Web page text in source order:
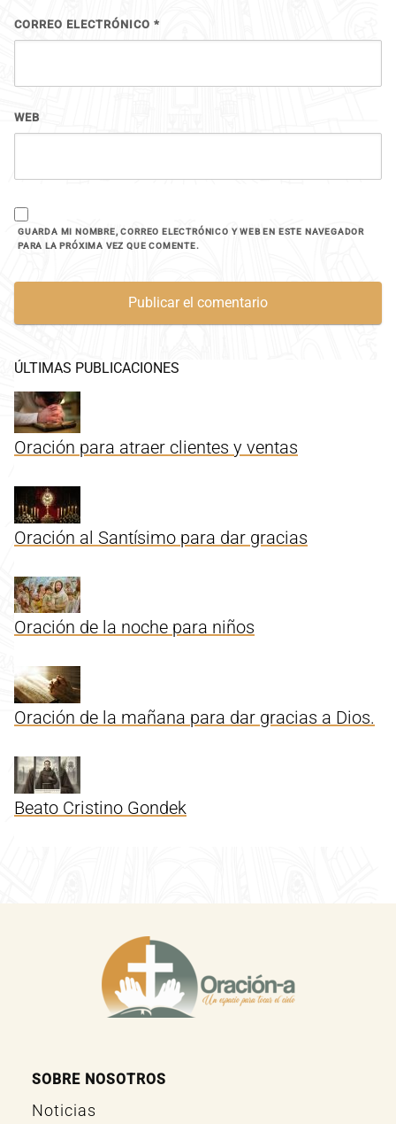
CORREO ELECTRÓNICO *
WEB
GUARDA MI NOMBRE, CORREO ELECTRÓNICO Y WEB EN ESTE NAVEGADOR
PARA LA PRÓXIMA VEZ QUE COMENTE.
ÚLTIMAS PUBLICACIONES
Oración para atraer clientes y ventas
Oración al Santísimo para dar gracias
Oración de la noche para niños
Oración de la mañana para dar gracias a Dios.
Beato Cristino Gondek
SOBRE NOSOTROS
Noticias